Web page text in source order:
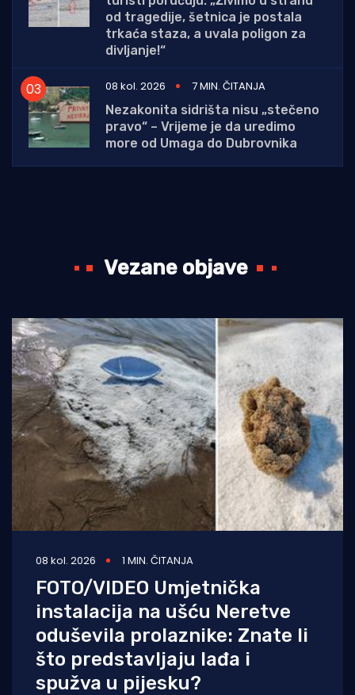
od tragedije, šetnica je postala
trkaća staza, a uvala poligon za
divljanje!“
08 kol. 2026
7 MIN. ČITANJA
Nezakonita sidrišta nisu „stečeno
pravo“ – Vrijeme je da uredimo
more od Umaga do Dubrovnika
Vezane objave
08 kol. 2026 1 MIN. ČITANJA
FOTO/VIDEO Umjetnička
instalacija na ušću Neretve
oduševila prolaznike: Znate li
što predstavljaju lađa i
spužva u pijesku?